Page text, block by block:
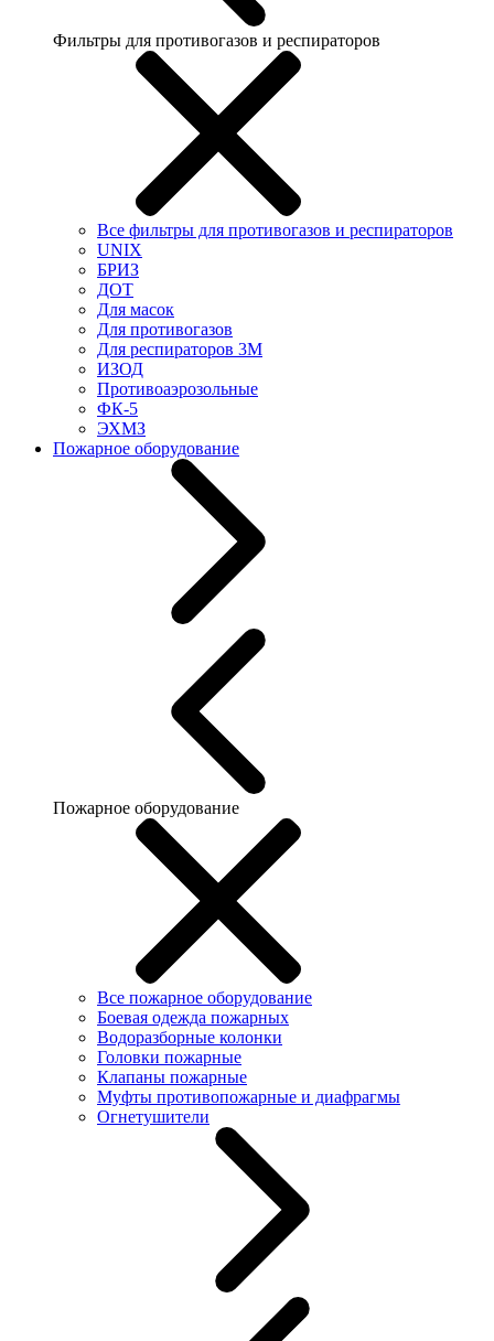
Фильтры для противогазов и респираторов
Все фильтры для противогазов и респираторов
UNIX
БРИЗ
ДОТ
Для масок
Для противогазов
Для респираторов 3М
ИЗОД
Противоаэрозольные
ФК-5
ЭХМЗ
Пожарное оборудование
Пожарное оборудование
Все пожарное оборудование
Боевая одежда пожарных
Водоразборные колонки
Головки пожарные
Клапаны пожарные
Муфты противопожарные и диафрагмы
Огнетушители